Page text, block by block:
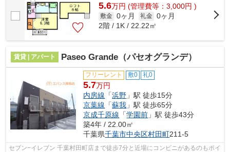
5.6万円 (管理費等：3,000円 )
敷金 0ヶ月 礼金 0ヶ月
2階 / 1K / 22.22㎡
賃貸 | アパート Paseo Grande（パセオグランデ）
フリーレント 敷0 礼0
5.7万円
内房線 「浜野 」駅 徒歩15分
京葉線 「蘇我 」駅 徒歩65分
京成千原線 「学園前 」駅 徒歩43分
築4年 / 22.00㎡
千葉県千葉市中央区村田町211-5
セブン−イレブン 千葉村田町店まで徒歩7分と近場にコンビニがあるのもポイ